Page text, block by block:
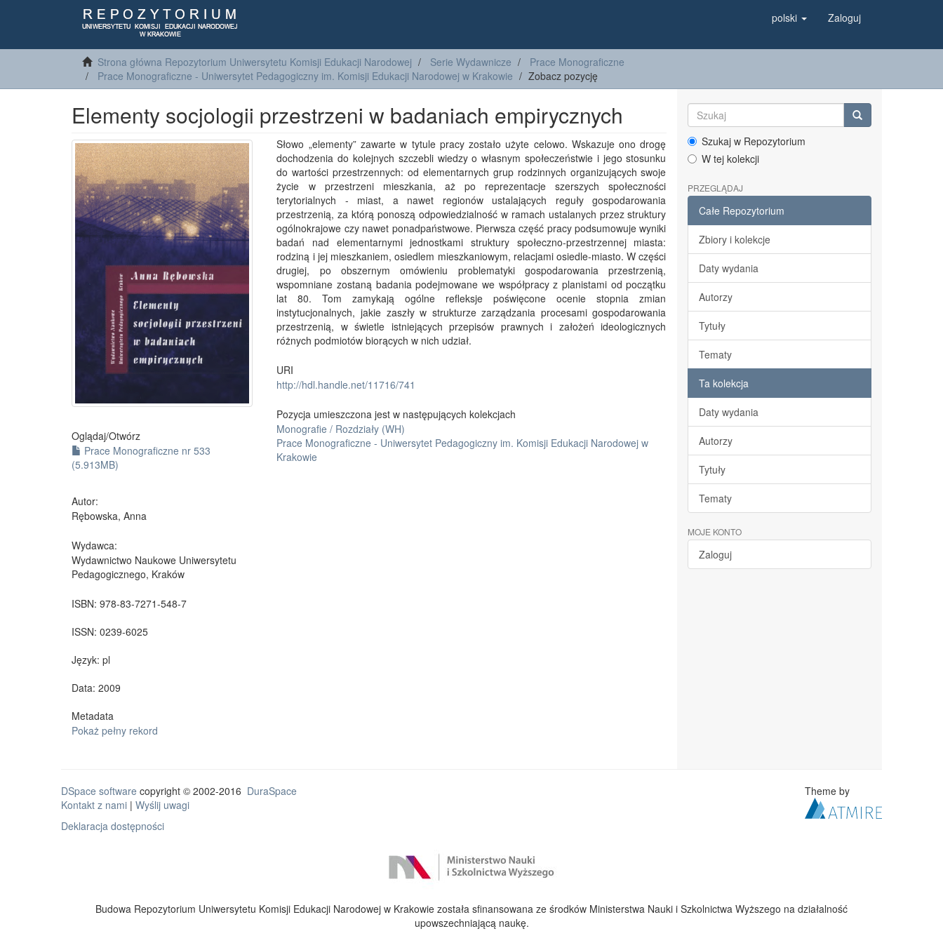
polski Zaloguj
Strona główna Repozytorium Uniwersytetu Komisji Edukacji Narodowej Serie Wydawnicze
Prace Monograficzne
Prace Monograficzne - Uniwersytet Pedagogiczny im. Komisji Edukacji Narodowej w Krakowie
Zobacz pozycję
Elementy socjologii przestrzeni w badaniach empirycznych
Oglądaj/Otwórz
Prace Monograficzne nr 533
(5.913MB)
Autor:
Rębowska, Anna
Wydawca:
Wydawnictwo Naukowe Uniwersytetu
Pedagogicznego, Kraków
ISBN: 978-83-7271-548-7
ISSN: 0239-6025
Język: pl
Data: 2009
Metadata
Pokaż pełny rekord
Słowo „elementy” zawarte w tytule pracy zostało użyte celowo. Wskazuje ono drogę
dochodzenia do kolejnych szczebli wiedzy o własnym społeczeństwie i jego stosunku
do wartości przestrzennych: od elementarnych grup rodzinnych organizujących swoje
życie w przestrzeni mieszkania, aż po reprezentacje szerszych społeczności
terytorialnych - miast, a nawet regionów ustalających reguły gospodarowania
przestrzenią, za którą ponoszą odpowiedzialność w ramach ustalanych przez struktury
ogólnokrajowe czy nawet ponadpaństwowe. Pierwsza część pracy podsumowuje wyniki
badań nad elementarnymi jednostkami struktury społeczno-przestrzennej miasta:
rodziną i jej mieszkaniem, osiedlem mieszkaniowym, relacjami osiedle-miasto. W części
drugiej, po obszernym omówieniu problematyki gospodarowania przestrzenią,
wspomniane zostaną badania podejmowane we współpracy z planistami od początku
lat 80. Tom zamykają ogólne refleksje poświęcone ocenie stopnia zmian
instytucjonalnych, jakie zaszły w strukturze zarządzania procesami gospodarowania
przestrzenią, w świetle istniejących przepisów prawnych i założeń ideologicznych
różnych podmiotów biorących w nich udział.
URI
http://hdl.handle.net/11716/741
Pozycja umieszczona jest w następujących kolekcjach
Monografie / Rozdziały (WH)
Prace Monograficzne - Uniwersytet Pedagogiczny im. Komisji Edukacji Narodowej w
Krakowie
Szukaj w Repozytorium
W tej kolekcji
PRZEGLĄDAJ
Całe Repozytorium
Zbiory i kolekcje
Daty wydania
Autorzy
Tytuły
Tematy
Ta kolekcja
Daty wydania
Autorzy
Tytuły
Tematy
MOJE KONTO
Zaloguj
DSpace software copyright © 2002-2016 DuraSpace
Kontakt z nami | Wyślij uwagi
Deklaracja dostępności
Theme by
Budowa Repozytorium Uniwersytetu Komisji Edukacji Narodowej w Krakowie została sfinansowana ze środków Ministerstwa Nauki i Szkolnictwa Wyższego na działalność
upowszechniającą naukę.